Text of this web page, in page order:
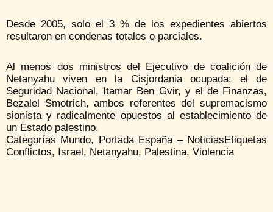
Desde 2005, solo el 3 % de los expedientes abiertos
resultaron en condenas totales o parciales.
Al menos dos ministros del Ejecutivo de coalición de
Netanyahu viven en la Cisjordania ocupada: el de
Seguridad Nacional, Itamar Ben Gvir, y el de Finanzas,
Bezalel Smotrich, ambos referentes del supremacismo
sionista y radicalmente opuestos al establecimiento de
un Estado palestino.
Categorías Mundo, Portada España – NoticiasEtiquetas
Conflictos, Israel, Netanyahu, Palestina, Violencia